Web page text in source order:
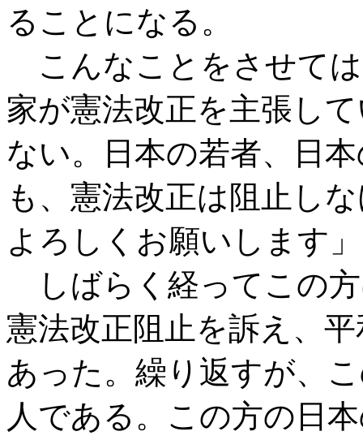
ることになる。
こんなことをさせて
家が憲法改正を主張し
ない。日本の若者、日
も、憲法改正は阻止し
よろしくお願いします
しばらく経ってこの
憲法改正阻止を訴え、
あった。繰り返すが、
人である。この方の日